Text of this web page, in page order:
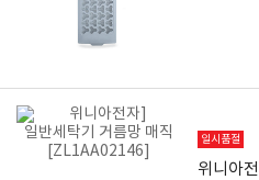
일시품절
위니아